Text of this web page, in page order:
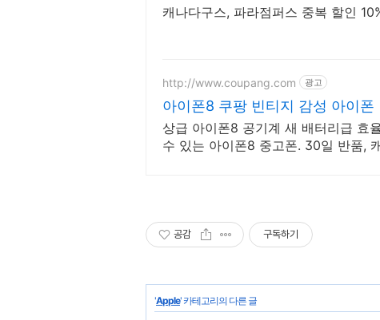
캐나다구스, 파라점퍼스 중복 할인
http://www.coupang.com 광고
아이폰8 쿠팡 빈티지 감성 아이폰
상급 아이폰8 공기계 새 배터리급 효
수 있는 아이폰8 중고폰. 30일 반품,
공감 구독하기
'Apple' 카테고리의 다른 글